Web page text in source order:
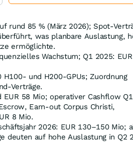
rund 85 % (März 2026); Spot-
was planbare Auslastung,
ermöglichte.
Wachstum; Q1 2025:
und H200‑GPUs; Zuordnung
58 Mio; operativer Cashflow
Earn‑out Corpus Christi,
8 Mio.
2026: EUR 130–150 Mio;
deuten auf hohe Auslastung in Q2